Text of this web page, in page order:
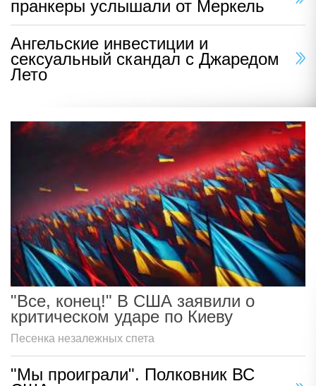
пранкеры услышали от Меркель
Ангельские инвестиции и
сексуальный скандал с Джаредом
Лето
"Все, конец!" В США заявили о
критическом ударе по Киеву
Песенка незалежных спета
"Мы проиграли". Полковник ВС